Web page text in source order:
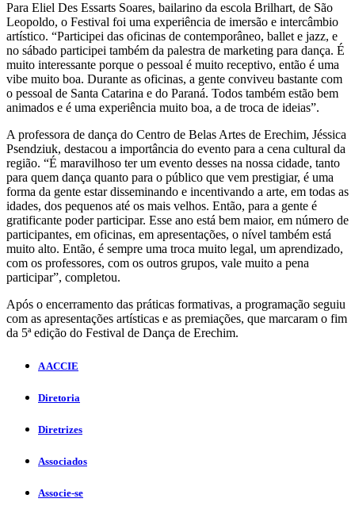
Para Eliel Des Essarts Soares, bailarino da escola Brilhart, de São
Leopoldo, o Festival foi uma experiência de imersão e intercâmbio
artístico. “Participei das oficinas de contemporâneo, ballet e jazz, e
no sábado participei também da palestra de marketing para dança. É
muito interessante porque o pessoal é muito receptivo, então é uma
vibe muito boa. Durante as oficinas, a gente conviveu bastante com
o pessoal de Santa Catarina e do Paraná. Todos também estão bem
animados e é uma experiência muito boa, a de troca de ideias”.
A professora de dança do Centro de Belas Artes de Erechim, Jéssica
Psendziuk, destacou a importância do evento para a cena cultural da
região. “É maravilhoso ter um evento desses na nossa cidade, tanto
para quem dança quanto para o público que vem prestigiar, é uma
forma da gente estar disseminando e incentivando a arte, em todas as
idades, dos pequenos até os mais velhos. Então, para a gente é
gratificante poder participar. Esse ano está bem maior, em número de
participantes, em oficinas, em apresentações, o nível também está
muito alto. Então, é sempre uma troca muito legal, um aprendizado,
com os professores, com os outros grupos, vale muito a pena
participar”, completou.
Após o encerramento das práticas formativas, a programação seguiu
com as apresentações artísticas e as premiações, que marcaram o fim
da 5ª edição do Festival de Dança de Erechim.
A ACCIE
Diretoria
Diretrizes
Associados
Associe-se